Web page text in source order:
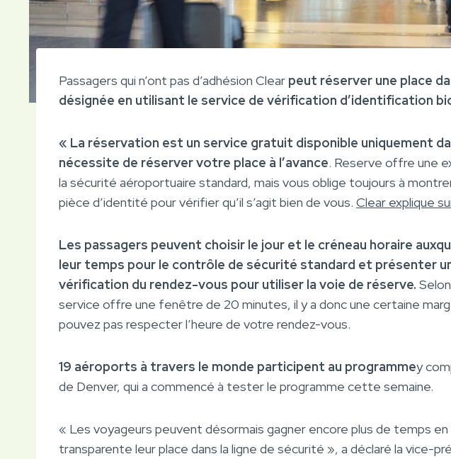
Passagers qui n’ont pas d’adhésion Clear peut réserver une place
désignée en utilisant le service de vérification d’identification
« La réservation est un service gratuit disponible uniquement
nécessite de réserver votre place à l’avance. Reserve offre une
la sécurité aéroportuaire standard, mais vous oblige toujours à
pièce d’identité pour vérifier qu’il s’agit bien de vous. Clear explique
Les passagers peuvent choisir le jour et le créneau horaire
leur temps pour le contrôle de sécurité standard et présenter
vérification du rendez-vous pour utiliser la voie de réserve.
service offre une fenêtre de 20 minutes, il y a donc une certaine
pouvez pas respecter l’heure de votre rendez-vous.
19 aéroports à travers le monde participent au programmey
de Denver, qui a commencé à tester le programme cette semaine.
« Les voyageurs peuvent désormais gagner encore plus de temps
transparente leur place dans la ligne de sécurité », a déclaré la vice-